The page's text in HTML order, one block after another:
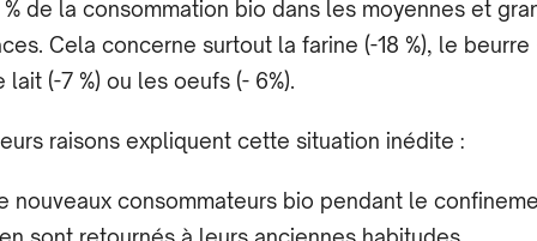
de la consommation bio dans les moyennes et
Cela concerne surtout la farine (-18 %), le beurre
lait (-7 %) ou les œufs (- 6%).
raisons expliquent cette situation inédite :
nouveaux consommateurs bio pendant le